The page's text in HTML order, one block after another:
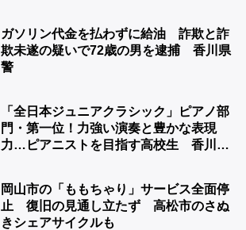
ガソリン代金を払わずに給油 詐欺と詐
欺未遂の疑いで72歳の男を逮捕 香川県
警
「全日本ジュニアクラシック」ピアノ部
門・第一位！力強い演奏と豊かな表現
力…ピアニストを目指す高校生 香川
岡山市の「ももちゃり」サービス全面停
止 復旧の見通し立たず 高松市のさぬ
きシェアサイクルも